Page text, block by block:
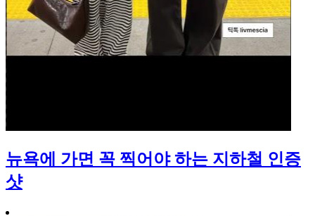
뉴욕에 가면 꼭 찍어야 하는 지하철 인증
샷